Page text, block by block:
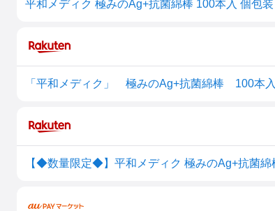
平和メディク 極みのAg+抗菌綿棒 100本入 個包装
「平和メディク」 極みのAg+抗菌綿棒 100本入
【◆数量限定◆】平和メディク 極みのAg+抗菌綿